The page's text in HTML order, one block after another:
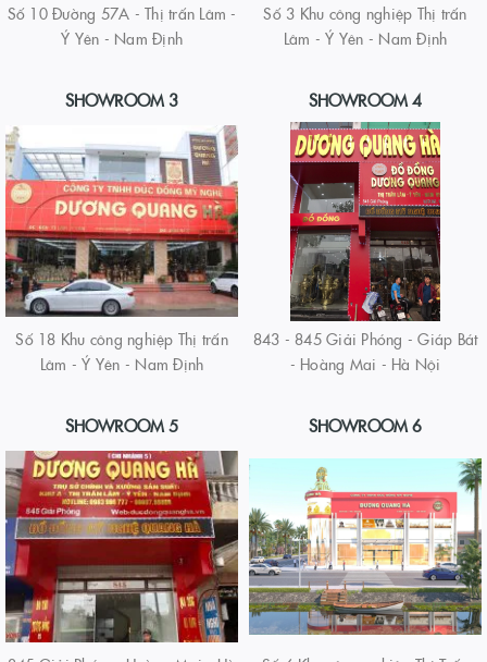
Số 10 Đường 57A - Thị trấn Lâm -
Ý Yên - Nam Định
Số 3 Khu công nghiệp Thị trấn
Lâm - Ý Yên - Nam Định
SHOWROOM 3
Số 18 Khu công nghiệp Thị trấn
Lâm - Ý Yên - Nam Định
SHOWROOM 4
843 - 845 Giải Phóng - Giáp Bát
- Hoàng Mai - Hà Nội
SHOWROOM 5 SHOWROOM 6